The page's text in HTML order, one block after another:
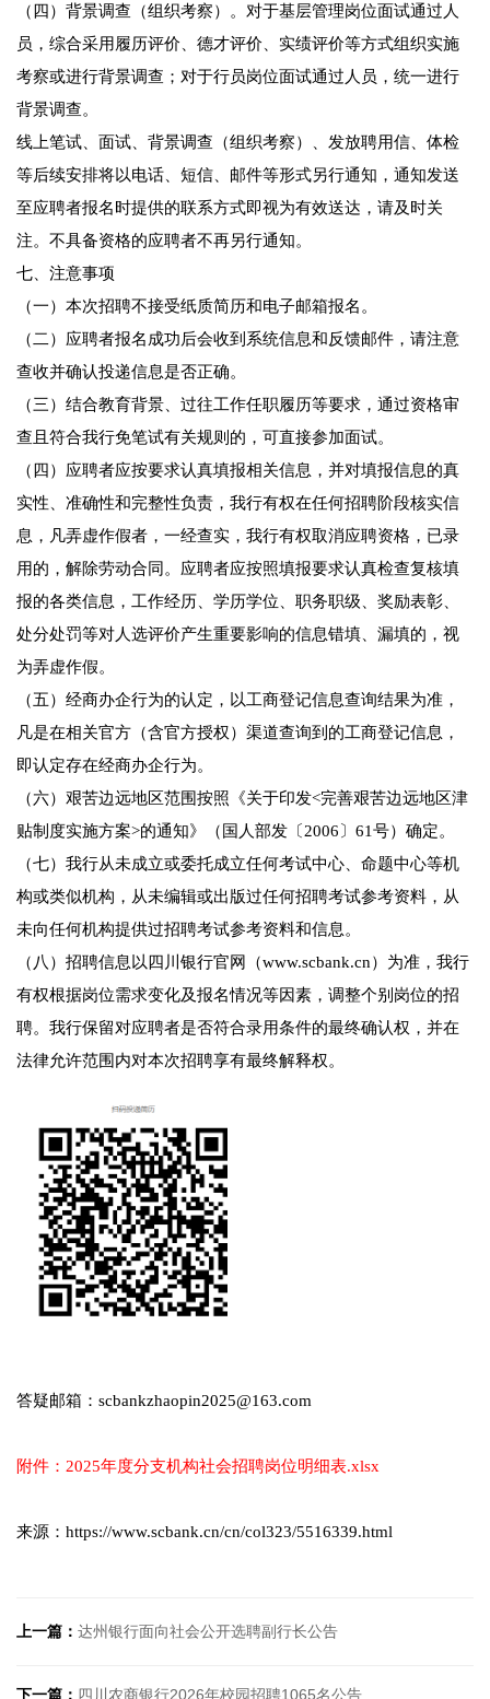
（四）背景调查（组织考察）。对于基层管理岗位面试通过人
员，综合采用履历评价、德才评价、实绩评价等方式组织实施
考察或进行背景调查；对于行员岗位面试通过人员，统一进行
背景调查。
线上笔试、面试、背景调查（组织考察）、发放聘用信、体检
等后续安排将以电话、短信、邮件等形式另行通知，通知发送
至应聘者报名时提供的联系方式即视为有效送达，请及时关
注。不具备资格的应聘者不再另行通知。
七、注意事项
（一）本次招聘不接受纸质简历和电子邮箱报名。
（二）应聘者报名成功后会收到系统信息和反馈邮件，请注意
查收并确认投递信息是否正确。
（三）结合教育背景、过往工作任职履历等要求，通过资格审
查且符合我行免笔试有关规则的，可直接参加面试。
（四）应聘者应按要求认真填报相关信息，并对填报信息的真
实性、准确性和完整性负责，我行有权在任何招聘阶段核实信
息，凡弄虚作假者，一经查实，我行有权取消应聘资格，已录
用的，解除劳动合同。应聘者应按照填报要求认真检查复核填
报的各类信息，工作经历、学历学位、职务职级、奖励表彰、
处分处罚等对人选评价产生重要影响的信息错填、漏填的，视
为弄虚作假。
（五）经商办企行为的认定，以工商登记信息查询结果为准，
凡是在相关官方（含官方授权）渠道查询到的工商登记信息，
即认定存在经商办企行为。
（六）艰苦边远地区范围按照《关于印发<完善艰苦边远地区津
贴制度实施方案>的通知》（国人部发〔2006〕61号）确定。
（七）我行从未成立或委托成立任何考试中心、命题中心等机
构或类似机构，从未编辑或出版过任何招聘考试参考资料，从
未向任何机构提供过招聘考试参考资料和信息。
（八）招聘信息以四川银行官网（www.scbank.cn）为准，我行
有权根据岗位需求变化及报名情况等因素，调整个别岗位的招
聘。我行保留对应聘者是否符合录用条件的最终确认权，并在
法律允许范围内对本次招聘享有最终解释权。
答疑邮箱：scbankzhaopin2025@163.com
附件：2025年度分支机构社会招聘岗位明细表.xlsx
来源：https://www.scbank.cn/cn/col323/5516339.html
上一篇： 达州银行面向社会公开选聘副行长公告
下一篇： 四川农商银行2026年校园招聘1065名公告